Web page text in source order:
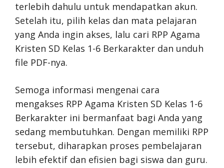
terlebih dahulu untuk mendapatkan akun.
Setelah itu, pilih kelas dan mata pelajaran
yang Anda ingin akses, lalu cari RPP Agama
Kristen SD Kelas 1-6 Berkarakter dan unduh
file PDF-nya.
Semoga informasi mengenai cara
mengakses RPP Agama Kristen SD Kelas 1-6
Berkarakter ini bermanfaat bagi Anda yang
sedang membutuhkan. Dengan memiliki RPP
tersebut, diharapkan proses pembelajaran
lebih efektif dan efisien bagi siswa dan guru.